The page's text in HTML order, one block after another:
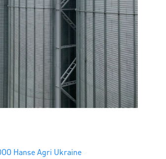
Hanse Agri Ukraine